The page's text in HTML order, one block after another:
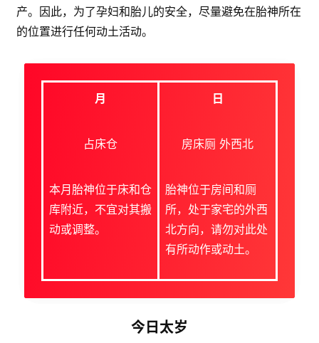
产。因此，为了孕妇和胎儿的安全，尽量避免在胎神所在
的位置进行任何动土活动。
月
占床仓
本月胎神位于床和仓
库附近，不宜对其搬
动或调整。
日
房床厕 外西北
胎神位于房间和厕
所，处于家宅的外西
北方向，请勿对此处
有所动作或动土。
今日太岁